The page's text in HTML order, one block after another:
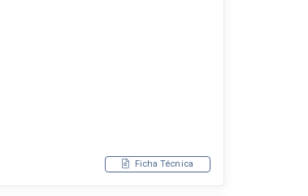
Ficha Técnica